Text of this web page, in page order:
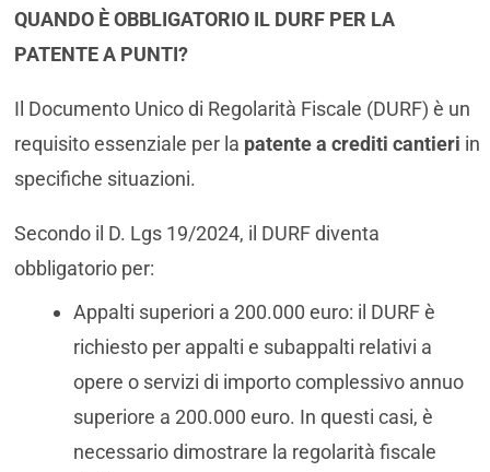
QUANDO È OBBLIGATORIO IL DURF PER LA
PATENTE A PUNTI?
Il Documento Unico di Regolarità Fiscale (DURF) è un
requisito essenziale per la patente a crediti cantieri in
specifiche situazioni.
Secondo il D. Lgs 19/2024, il DURF diventa
obbligatorio per:
Appalti superiori a 200.000 euro: il DURF è
richiesto per appalti e subappalti relativi a
opere o servizi di importo complessivo annuo
superiore a 200.000 euro. In questi casi, è
necessario dimostrare la regolarità fiscale